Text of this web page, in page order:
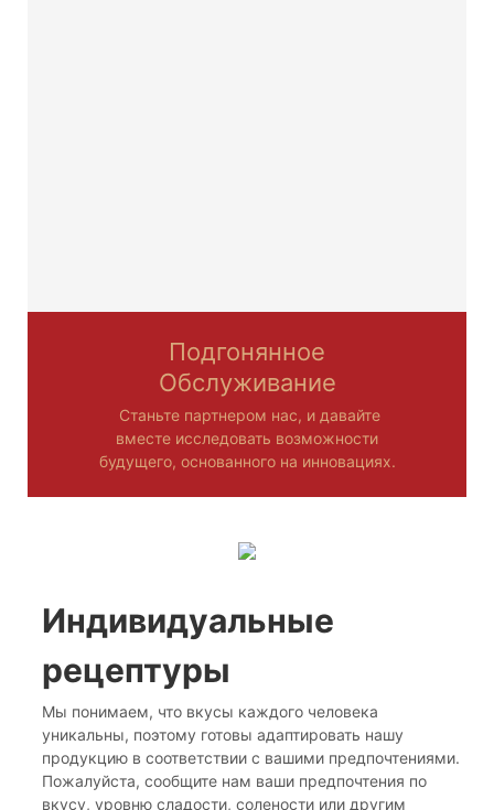
Подгонянное
Обслуживание
Станьте партнером нас, и давайте
вместе исследовать возможности
будущего, основанного на инновациях.
Индивидуальные
рецептуры
Мы понимаем, что вкусы каждого человека
уникальны, поэтому готовы адаптировать нашу
продукцию в соответствии с вашими предпочтениями.
Пожалуйста, сообщите нам ваши предпочтения по
вкусу, уровню сладости, солености или другим